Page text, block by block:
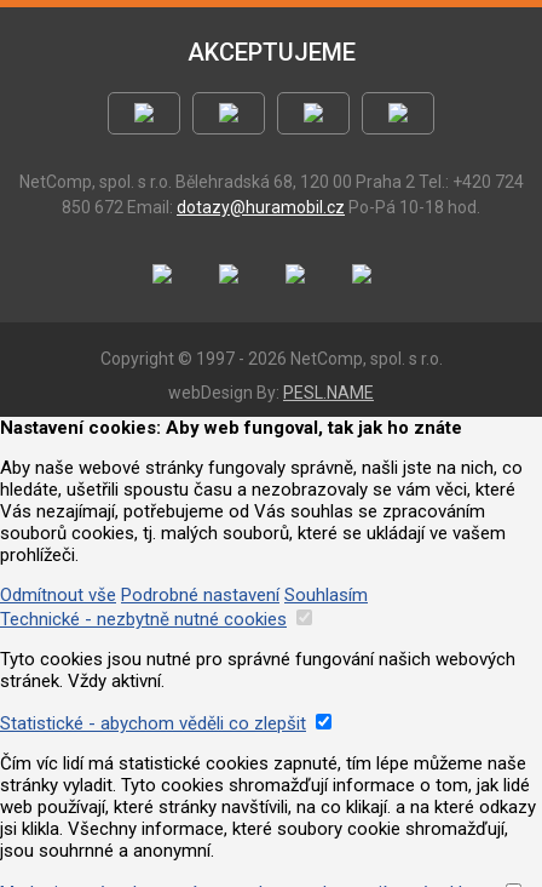
AKCEPTUJEME
NetComp, spol. s r.o. Bělehradská 68, 120 00 Praha 2 Tel.: +420 724
850 672 Email: dotazy@huramobil.cz Po-Pá 10-18 hod.
Copyright © 1997 - 2026 NetComp, spol. s r.o.
webDesign By: PESL.NAME
Nastavení cookies: Aby web fungoval, tak jak ho znáte
Aby naše webové stránky fungovaly správně, našli jste na nich, co
hledáte, ušetřili spoustu času a nezobrazovaly se vám věci, které
Vás nezajímají, potřebujeme od Vás souhlas se zpracováním
souborů cookies, tj. malých souborů, které se ukládají ve vašem
prohlížeči.
Odmítnout vše Podrobné nastavení Souhlasím
Technické - nezbytně nutné cookies
Tyto cookies jsou nutné pro správné fungování našich webových
stránek. Vždy aktivní.
Statistické - abychom věděli co zlepšit
Čím víc lidí má statistické cookies zapnuté, tím lépe můžeme naše
stránky vyladit. Tyto cookies shromažďují informace o tom, jak lidé
web používají, které stránky navštívili, na co klikají. a na které odkazy
jsi klikla. Všechny informace, které soubory cookie shromažďují,
jsou souhrnné a anonymní.